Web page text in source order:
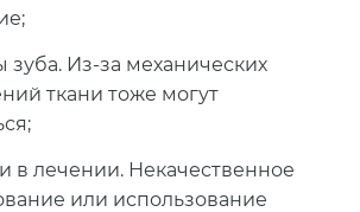
зуба. Из-за механических
ткани тоже могут
в лечении. Некачественное
или использование